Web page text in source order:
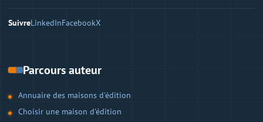
SuivreLinkedInFacebookX
Parcours auteur
Annuaire des maisons d'édition
Choisir une maison d'édition